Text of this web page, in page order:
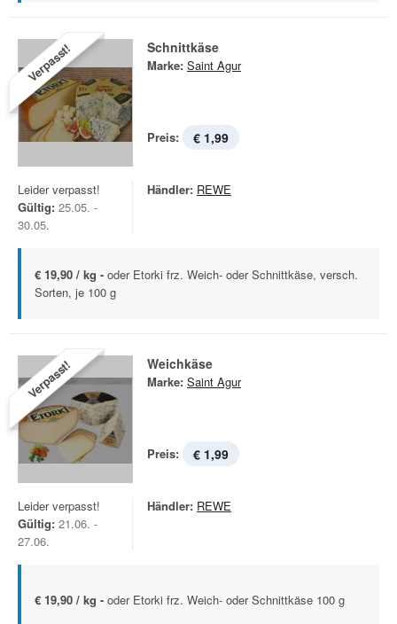
Verpasst! Schnittkäse
Marke: Saint Agur
Preis: € 1,99
Leider verpasst!
Gültig: 25.05. -
30.05.
Händler: REWE
€ 19,90 / kg - oder Etorki frz. Weich- oder Schnittkäse, versch.
Sorten, je 100 g
Verpasst! Weichkäse
Marke: Saint Agur
Preis: € 1,99
Leider verpasst!
Gültig: 21.06. -
27.06.
Händler: REWE
€ 19,90 / kg - oder Etorki frz. Weich- oder Schnittkäse 100 g